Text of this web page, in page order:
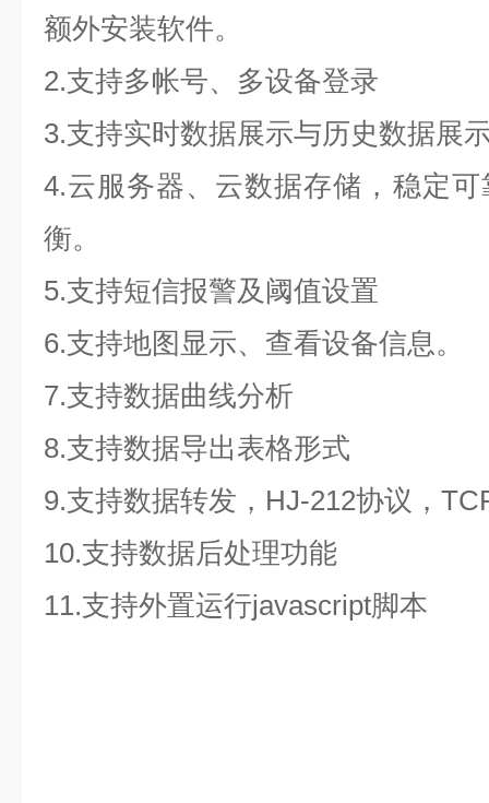
额外安装软件。
2.支持多帐号、多设备登录
3.支持实时数据展示与历史数据展
4.云服务器、云数据存储，稳定
衡。
5.支持短信报警及阈值设置
6.支持地图显示、查看设备信息。
7.支持数据曲线分析
8.支持数据导出表格形式
9.支持数据转发，HJ-212协议，
10.支持数据后处理功能
11.支持外置运行javascript脚本